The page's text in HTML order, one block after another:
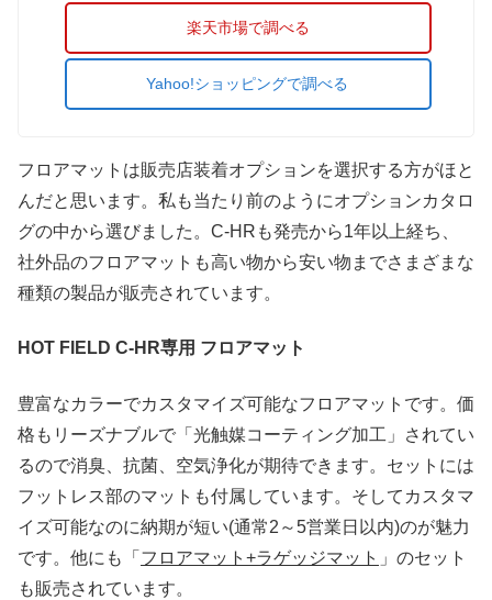
楽天市場で調べる
Yahoo!ショッピングで調べる
フロアマットは販売店装着オプションを選択する方がほと
んだと思います。私も当たり前のようにオプションカタロ
グの中から選びました。C-HRも発売から1年以上経ち、
社外品のフロアマットも高い物から安い物までさまざまな
種類の製品が販売されています。
HOT FIELD C-HR専用 フロアマット
豊富なカラーでカスタマイズ可能なフロアマットです。価
格もリーズナブルで「光触媒コーティング加工」されてい
るので消臭、抗菌、空気浄化が期待できます。セットには
フットレス部のマットも付属しています。そしてカスタマ
イズ可能なのに納期が短い(通常2～5営業日以内)のが魅力
です。他にも「 フロアマット+ラゲッジマット 」のセット
も販売されています。